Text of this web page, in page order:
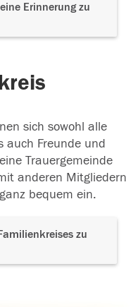
Erinnerung zu
sich sowohl alle
auch Freunde und
Trauergemeinde
anderen Mitgliedern
bequem ein.
zu